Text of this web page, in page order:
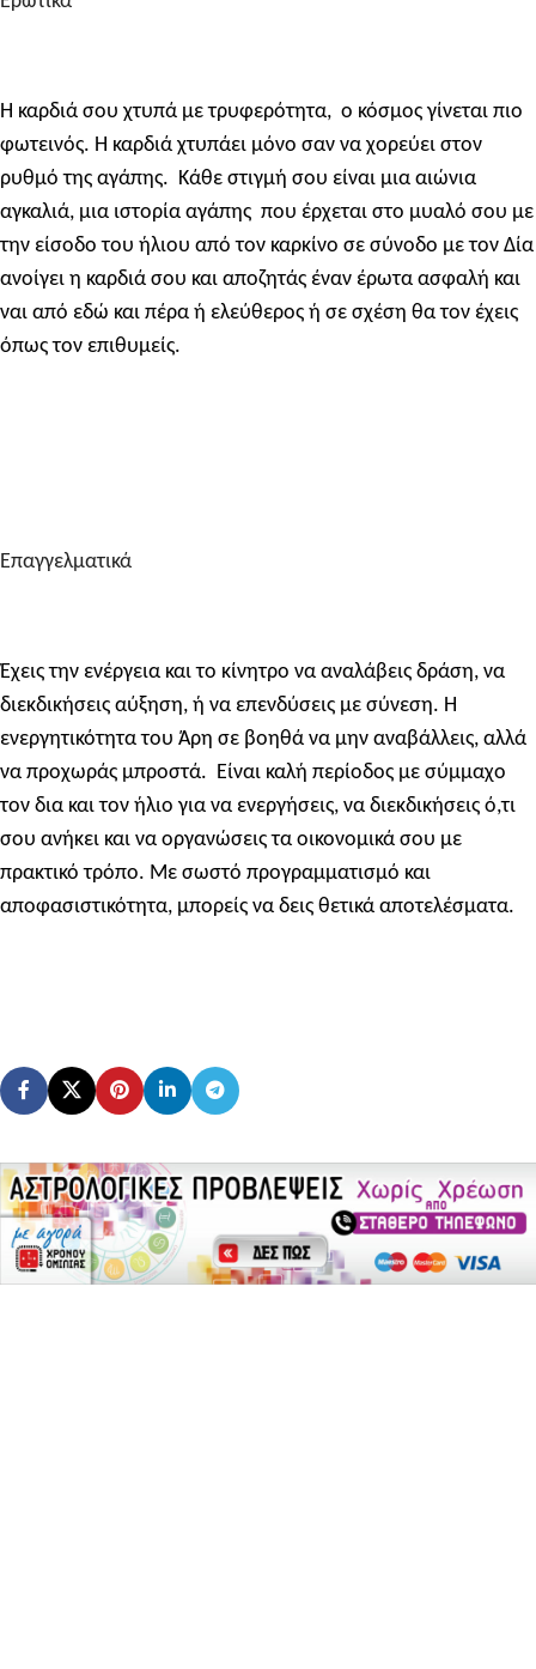
Η καρδιά σου χτυπά με τρυφερότητα, ο κόσμος γίνεται πιο
φωτεινός. Η καρδιά χτυπάει μόνο σαν να χορεύει στον
ρυθμό της αγάπης. Κάθε στιγμή σου είναι μια αιώνια
αγκαλιά, μια ιστορία αγάπης που έρχεται στο μυαλό σου με
την είσοδο του ήλιου από τον καρκίνο σε σύνοδο με τον Δία
ανοίγει η καρδιά σου και αποζητάς έναν έρωτα ασφαλή και
ναι από εδώ και πέρα ή ελεύθερος ή σε σχέση θα τον έχεις
όπως τον επιθυμείς.
Επαγγελματικά
Έχεις την ενέργεια και το κίνητρο να αναλάβεις δράση, να
διεκδικήσεις αύξηση, ή να επενδύσεις με σύνεση. Η
ενεργητικότητα του Άρη σε βοηθά να μην αναβάλλεις, αλλά
να προχωράς μπροστά. Είναι καλή περίοδος με σύμμαχο
τον δια και τον ήλιο για να ενεργήσεις, να διεκδικήσεις ό,τι
σου ανήκει και να οργανώσεις τα οικονομικά σου με
πρακτικό τρόπο. Με σωστό προγραμματισμό και
αποφασιστικότητα, μπορείς να δεις θετικά αποτελέσματα.